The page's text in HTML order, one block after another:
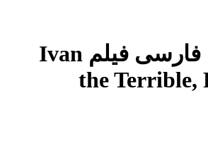
دانلود دوبله فارسی فیلم Ivan
the Terrible,